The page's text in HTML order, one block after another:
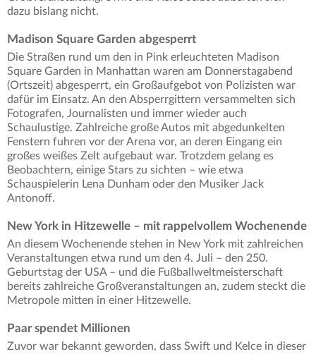
dazu bislang nicht.
Madison Square Garden abgesperrt
Die Straßen rund um den in Pink erleuchteten Madison
Square Garden in Manhattan waren am Donnerstagabend
(Ortszeit) abgesperrt, ein Großaufgebot von Polizisten war
dafür im Einsatz. An den Absperrgittern versammelten sich
Fotografen, Journalisten und immer wieder auch
Schaulustige. Zahlreiche große Autos mit abgedunkelten
Fenstern fuhren vor der Arena vor, an deren Eingang ein
großes weißes Zelt aufgebaut war. Trotzdem gelang es
Beobachtern, einige Stars zu sichten – wie etwa
Schauspielerin Lena Dunham oder den Musiker Jack
Antonoff.
New York in Hitzewelle – mit rappelvollem Wochenende
An diesem Wochenende stehen in New York mit zahlreichen
Veranstaltungen etwa rund um den 4. Juli – den 250.
Geburtstag der USA – und die Fußballweltmeisterschaft
bereits zahlreiche Großveranstaltungen an, zudem steckt die
Metropole mitten in einer Hitzewelle.
Paar spendet Millionen
Zuvor war bekannt geworden, dass Swift und Kelce in dieser